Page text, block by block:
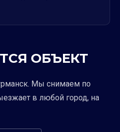
ОБЪЕКТ
Мы снимаем по
в любой город, на